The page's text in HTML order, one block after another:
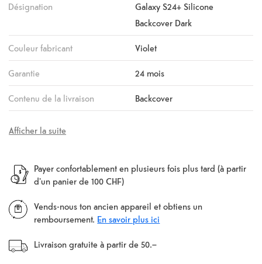
Désignation
Galaxy S24+ Silicone
Backcover Dark
Couleur fabricant Violet
Garantie 24 mois
Contenu de la livraison Backcover
Afficher la suite
Payer confortablement en plusieurs fois plus tard (à partir
d'un panier de 100 CHF)
Vends-nous ton ancien appareil et obtiens un
remboursement. En savoir plus ici
Livraison gratuite à partir de 50.–